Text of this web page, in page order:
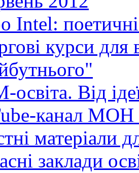
Intel:
курси
освіта. Від
канал МОН
матеріали
заклади